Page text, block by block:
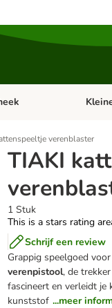
menu: Kat Open
verenblaster
TIAKI
1 Stuk
This is a stars rating
Schrijf een review
Grappig speelgoed
verenpistool, de
fascineert en verleidt je
kunststof ...meer